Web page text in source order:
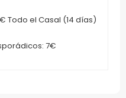
Todo el Casal (14 días)
7€